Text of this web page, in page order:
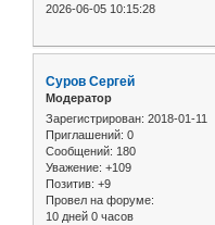
2026-06-05 10:15:28
Cуров Сергей
Модератор
Зарегистрирован: 2018-01-11
Приглашений: 0
Сообщений: 180
Уважение: +109
Позитив: +9
Провел на форуме:
10 дней 0 часов